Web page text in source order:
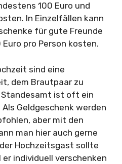
100 Euro und
In Einzelfällen kann
für gute Freunde
pro Person kosten.
sind eine
dem Brautpaar zu
Standesamt ist oft ein
Geldgeschenk werden
aber mit den
man hier auch gerne
Hochzeitsgast sollte
individuell verschenken